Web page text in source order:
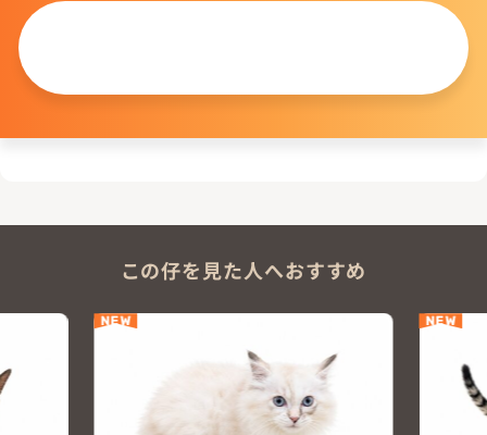
この仔を見た人へおすすめ
NEW NEW